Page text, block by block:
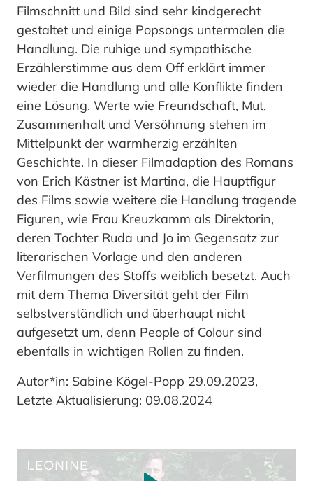
Filmschnitt und Bild sind sehr kindgerecht
gestaltet und einige Popsongs untermalen die
Handlung. Die ruhige und sympathische
Erzählerstimme aus dem Off erklärt immer
wieder die Handlung und alle Konflikte finden
eine Lösung. Werte wie Freundschaft, Mut,
Zusammenhalt und Versöhnung stehen im
Mittelpunkt der warmherzig erzählten
Geschichte. In dieser Filmadaption des Romans
von Erich Kästner ist Martina, die Hauptfigur
des Films sowie weitere die Handlung tragende
Figuren, wie Frau Kreuzkamm als Direktorin,
deren Tochter Ruda und Jo im Gegensatz zur
literarischen Vorlage und den anderen
Verfilmungen des Stoffs weiblich besetzt. Auch
mit dem Thema Diversität geht der Film
selbstverständlich und überhaupt nicht
aufgesetzt um, denn People of Colour sind
ebenfalls in wichtigen Rollen zu finden.
Autor*in: Sabine Kögel-Popp 29.09.2023,
Letzte Aktualisierung: 09.08.2024